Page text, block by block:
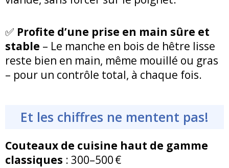
✅ Profite d’une prise en main sûre et
stable – Le manche en bois de hêtre lisse
reste bien en main, même mouillé ou gras
– pour un contrôle total, à chaque fois.
Et les chiffres ne mentent pas!
Couteaux de cuisine haut de gamme
classiques : 300–500 €